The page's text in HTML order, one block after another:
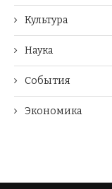
Культура
Наука
События
Экономика